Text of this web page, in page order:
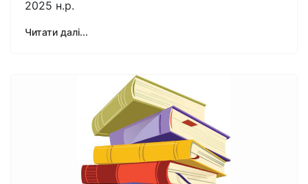
2025 н.р.
Читати далі...